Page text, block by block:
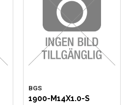
BGS
1900-M14X1.0-S